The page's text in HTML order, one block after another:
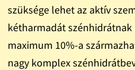
szüksége lehet az aktív
kétharmadát
maximum 10%-a
nagy komplex